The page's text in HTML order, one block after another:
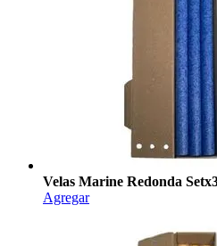
Velas Marine Redonda
Agregar